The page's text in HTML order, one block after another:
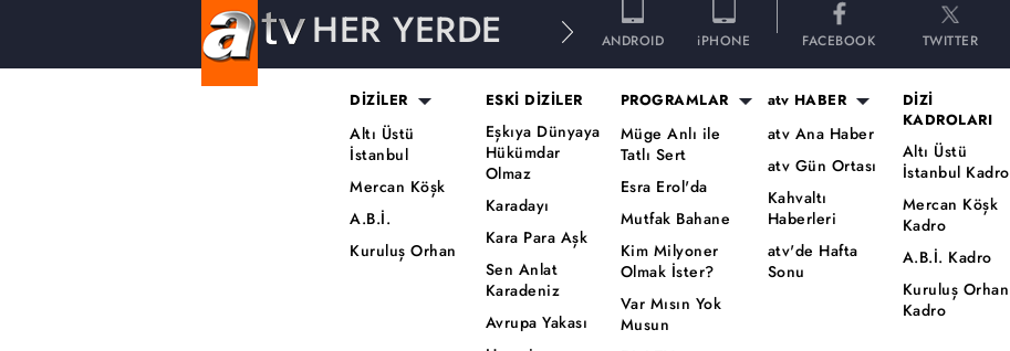
HER YERDE ANDROID iPHONE FACEBOOK TWITTER
DİZİLER
Altı Üstü
İstanbul
Mercan Köşk
A.B.İ.
Kuruluş Orhan
ESKİ DİZİLER
Eşkıya Dünyaya
Hükümdar
Olmaz
Karadayı
Kara Para Aşk
Sen Anlat
Karadeniz
Avrupa Yakası
PROGRAMLAR
Müge Anlı ile
Tatlı Sert
Esra Erol'da
Mutfak Bahane
Kim Milyoner
Olmak İster?
Var Mısın Yok
Musun
atv HABER
atv Ana Haber
atv Gün Ortası
Kahvaltı
Haberleri
atv'de Hafta
Sonu
DİZİ
KADROLARI
Altı Üstü
İstanbul Kadro
Mercan Köşk
Kadro
A.B.İ. Kadro
Kuruluş Orhan
Kadro